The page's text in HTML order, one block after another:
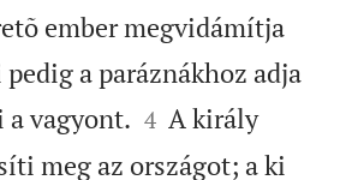
ember megvidámítja
a paráznákhoz adja
a vagyont. 

4 A király
meg az országot; a ki